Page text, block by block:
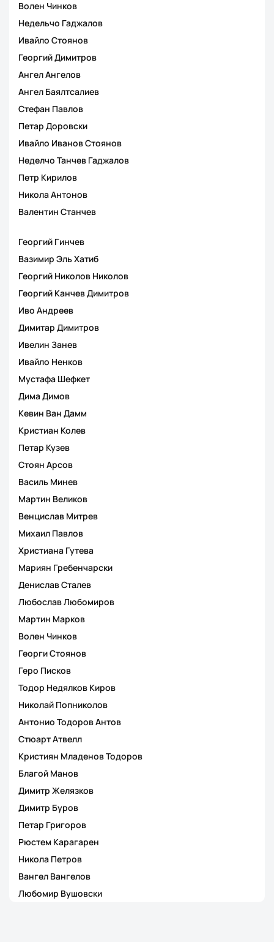
Волен Чинков
Недельчо Гаджалов
Ивайло Стоянов
Георгий Димитров
Ангел Ангелов
Ангел Баялтсалиев
Стефан Павлов
Петар Доровски
Ивайло Иванов Стоянов
Неделчо Танчев Гаджалов
Петр Кирилов
Никола Антонов
Валентин Станчев
Георгий Гинчев
Вазимир Эль Хатиб
Георгий Николов Николов
Георгий Канчев Димитров
Иво Андреев
Димитар Димитров
Ивелин Занев
Ивайло Ненков
Мустафа Шефкет
Дима Димов
Кевин Ван Дамм
Кристиан Колев
Петар Кузев
Стоян Арсов
Василь Минев
Мартин Великов
Венцислав Митрев
Михаил Павлов
Христиана Гутева
Мариян Гребенчарски
Денислав Сталев
Любослав Любомиров
Мартин Марков
Волен Чинков
Георги Стоянов
Геро Писков
Тодор Недялков Киров
Николай Попниколов
Антонио Тодоров Антов
Стюарт Атвелл
Кристиян Младенов Тодоров
Благой Манов
Димитр Желязков
Димитр Буров
Петар Григоров
Рюстем Карагарен
Никола Петров
Вангел Вангелов
Любомир Вушовски